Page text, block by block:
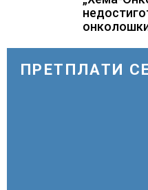
настан
ПРЕТПЛАТИ